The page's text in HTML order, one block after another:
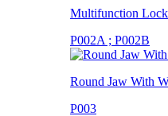
Multifunction
P002A ; P002B
Round Jaw With
P003